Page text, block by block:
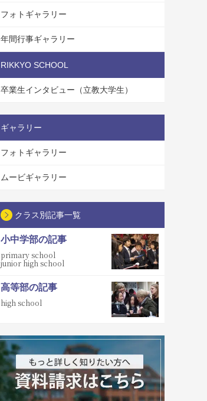
フォトギャラリー
年間行事ギャラリー
RIKKYO SCHOOL
卒業生インタビュー（立教大学生）
ギャラリー
フォトギャラリー
ムービギャラリー
クラス別記事一覧
小中学部の記事
primary school
junior high school
高等部の記事
high school